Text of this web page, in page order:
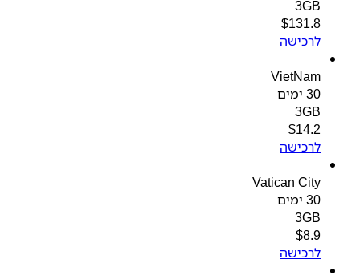
3GB
$131.8
לרכישה
VietNam
3GB
$14.2
לרכישה
Vatican City
3GB
$
לרכישה